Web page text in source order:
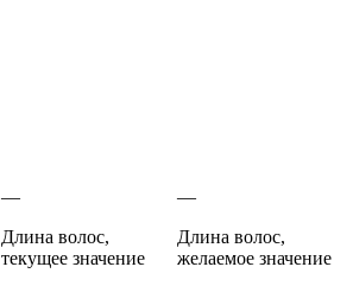
—
Длина волос,
текущее значение
—
Длина волос,
желаемое значение